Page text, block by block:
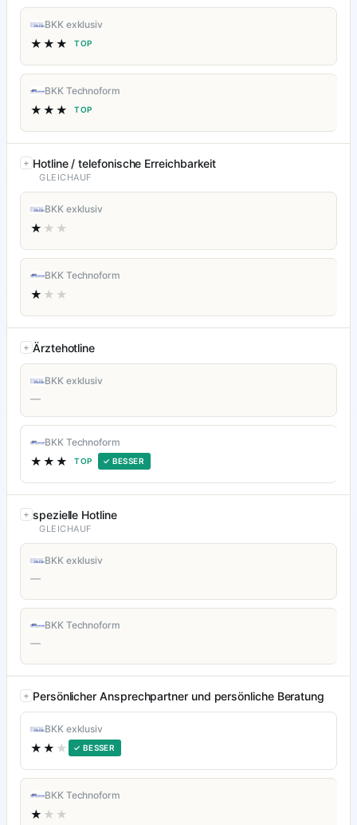
BKK exklusiv
★★★ TOP
BKK Technoform
★★★ TOP
Hotline / telefonische Erreichbarkeit
GLEICHAUF
BKK exklusiv
★ ★★
BKK Technoform
★ ★★
Ärztehotline
BKK exklusiv
—
BKK Technoform
★★★ TOP ✓ BESSER
spezielle Hotline
GLEICHAUF
BKK exklusiv
—
BKK Technoform
—
Persönlicher Ansprechpartner und persönliche Beratung
BKK exklusiv
★★ ★ ✓ BESSER
BKK Technoform
★ ★★